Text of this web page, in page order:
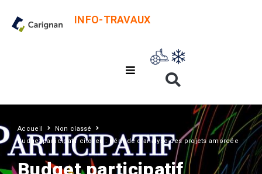
INFO-TRAVAUX
Accueil
Non classé
Budget participatif citoyen : période d’analyse des projets amorcée
Budget participatif